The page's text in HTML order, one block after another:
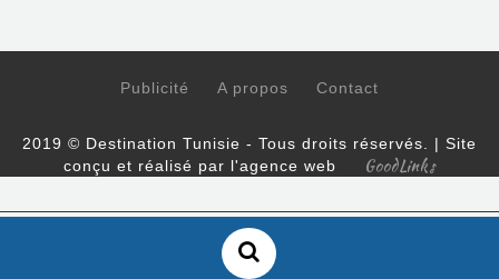
Publicité A propos Contact
2019 © Destination Tunisie - Tous droits réservés. | Site
conçu et réalisé par l'agence web
GoodLinks